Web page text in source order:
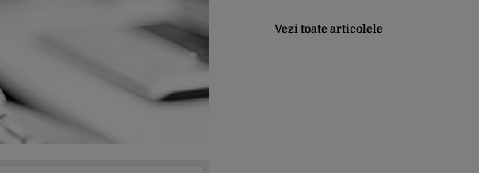
Vezi toate articolele